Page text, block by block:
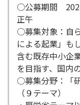
○公募期間 2024
正午
○募集対象：自
による起業」も
含む既存中小企
を目指す、国内
○募集分野：「
（９テーマ）